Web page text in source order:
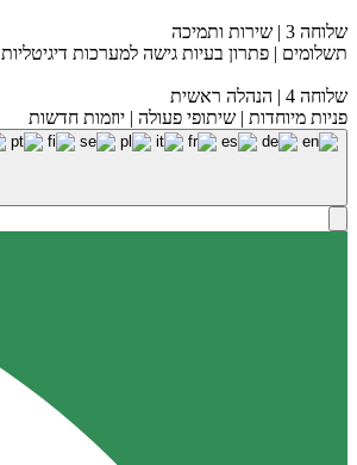
שלוחה 3 | שירות ותמיכה
תשלומים | פתרון בעיות גישה למערכות דיגיטליות
שלוחה 4 | הנהלה ראשית
פניות מיוחדות | שיתופי פעולה | יוזמות חדשות